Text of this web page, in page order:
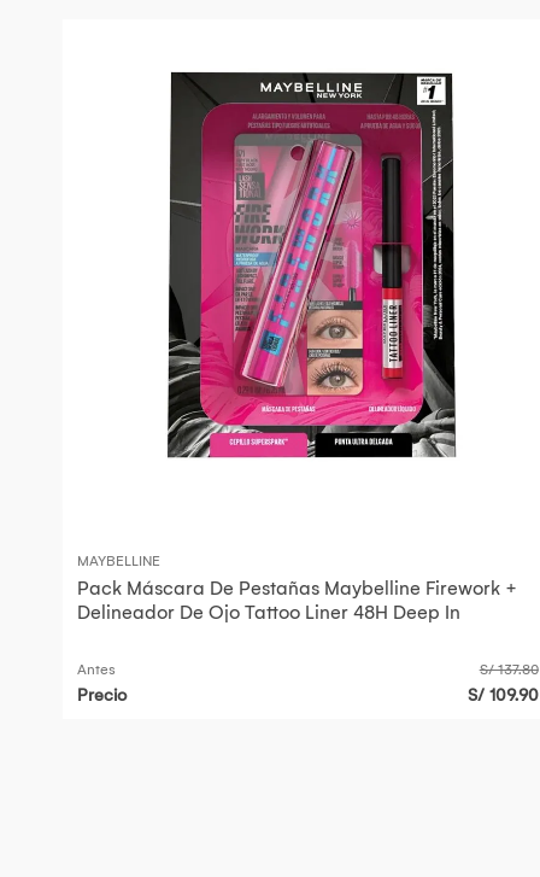
MAYBELLINE
Pack Máscara De Pestañas Maybelline Firework +
Delineador De Ojo Tattoo Liner 48H Deep In
Antes S/ 137.80
Precio S/ 109.90